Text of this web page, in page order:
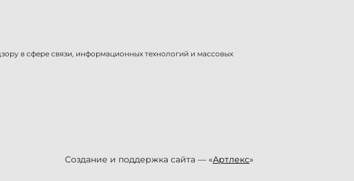
в сфере связи, информационных технологий и массовых
Создание и поддержка сайта — «Артлекс»